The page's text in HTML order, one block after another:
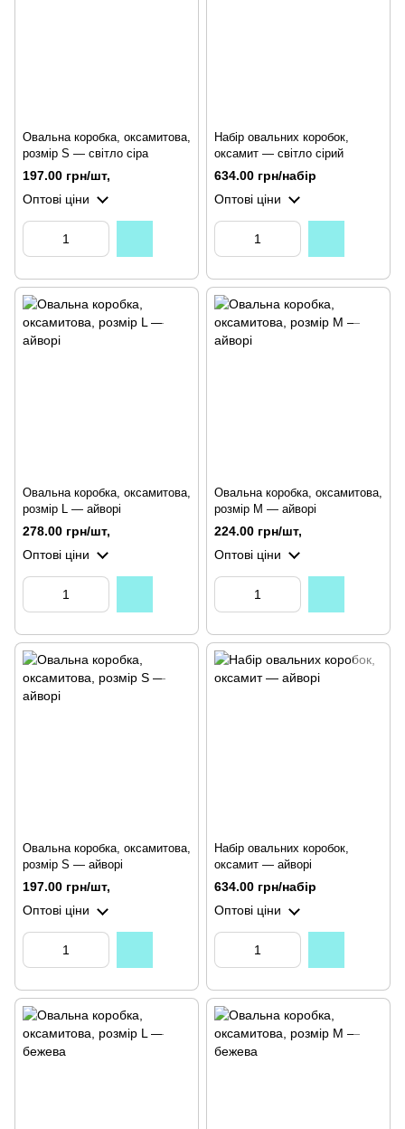
Овальна коробка, оксамитова,
розмір S — світло сіра
197.00 грн/шт,
Оптові ціни
Набір овальних коробок,
оксамит — світло сірий
634.00 грн/набір
Оптові ціни
Овальна коробка, оксамитова,
розмір L — айворі
278.00 грн/шт,
Оптові ціни
Овальна коробка, оксамитова,
розмір M — айворі
224.00 грн/шт,
Оптові ціни
Овальна коробка, оксамитова,
розмір S — айворі
197.00 грн/шт,
Оптові ціни
Набір овальних коробок,
оксамит — айворі
634.00 грн/набір
Оптові ціни